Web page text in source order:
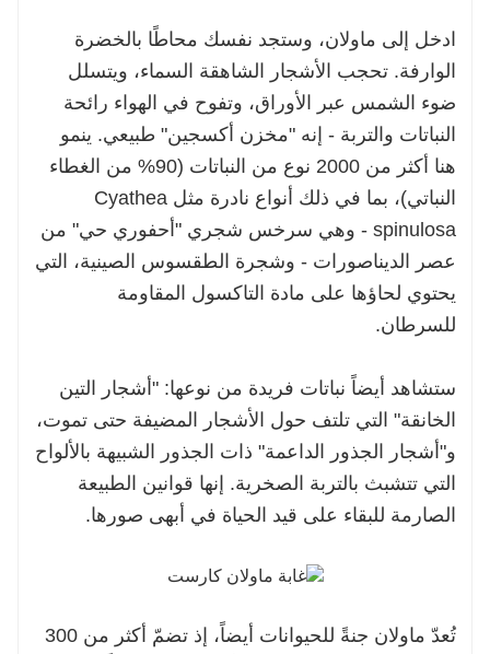
ادخل إلى ماولان، وستجد نفسك محاطًا بالخضرة
الوارفة. تحجب الأشجار الشاهقة السماء، ويتسلل
ضوء الشمس عبر الأوراق، وتفوح في الهواء رائحة
النباتات والتربة - إنه "مخزن أكسجين" طبيعي. ينمو
هنا أكثر من 2000 نوع من النباتات (90% من الغطاء
النباتي)، بما في ذلك أنواع نادرة مثل Cyathea
spinulosa - وهي سرخس شجري "أحفوري حي" من
عصر الديناصورات - وشجرة الطقسوس الصينية، التي
يحتوي لحاؤها على مادة التاكسول المقاومة
للسرطان.
ستشاهد أيضاً نباتات فريدة من نوعها: "أشجار التين
الخانقة" التي تلتف حول الأشجار المضيفة حتى تموت،
و"أشجار الجذور الداعمة" ذات الجذور الشبيهة بالألواح
التي تتشبث بالتربة الصخرية. إنها قوانين الطبيعة
الصارمة للبقاء على قيد الحياة في أبهى صورها.
تُعدّ ماولان جنةً للحيوانات أيضاً، إذ تضمّ أكثر من 300